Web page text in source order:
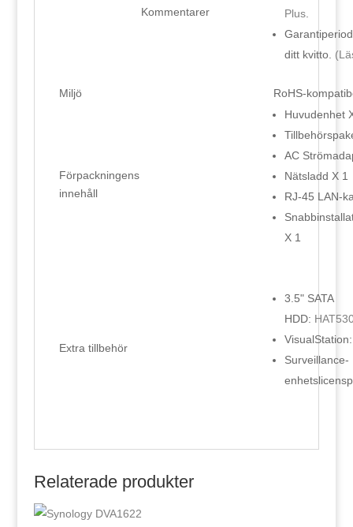
Kommentarer
Plus.
ditt kvitto.
Miljö RoHS-
Förpackningens
innehåll
Huvudenhet
AC
Nätsladd X 1
RJ-45 LAN-
X 1
Extra tillbehör
3.5" SATA
HDD:
Surveillance-
Relaterade produkter